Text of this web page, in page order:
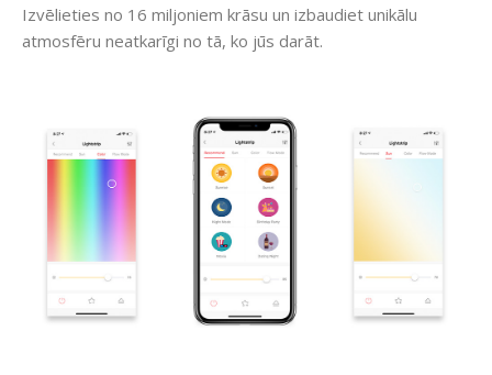
Izvēlieties no 16 miljoniem krāsu un izbaudiet unikālu
atmosfēru neatkarīgi no tā, ko jūs darāt.